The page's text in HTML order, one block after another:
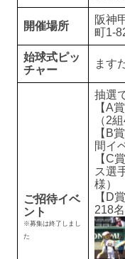
開催場所
阪神
町1-
始球式ピッ
チャー
ます
ご招待イベ
ント
※募集は終了しまし
た
抽選
【A
（2
【B
間イ
【C
ス選
様）
【D
218名